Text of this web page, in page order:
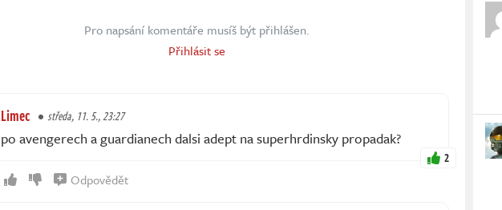
Pro napsání komentáře musíš být přihlášen.
Přihlásit se
Limec středa, 11. 5., 23:27
po avengerech a guardianech dalsi adept na superhrdinsky propadak?
2
Odpovědět